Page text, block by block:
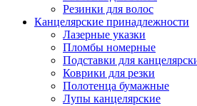
Резинки для волос
Канцелярские принадлежности
Лазерные указки
Пломбы номерные
Подставки для
Коврики для резки
Полотенца бумажные
Лупы канцелярские